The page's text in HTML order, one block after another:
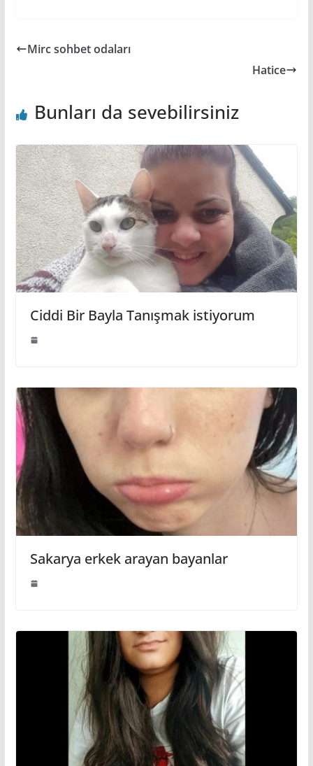
Mirc sohbet odaları
Hatice
Bunları da sevebilirsiniz
Ciddi Bir Bayla Tanışmak istiyorum
Sakarya erkek arayan bayanlar